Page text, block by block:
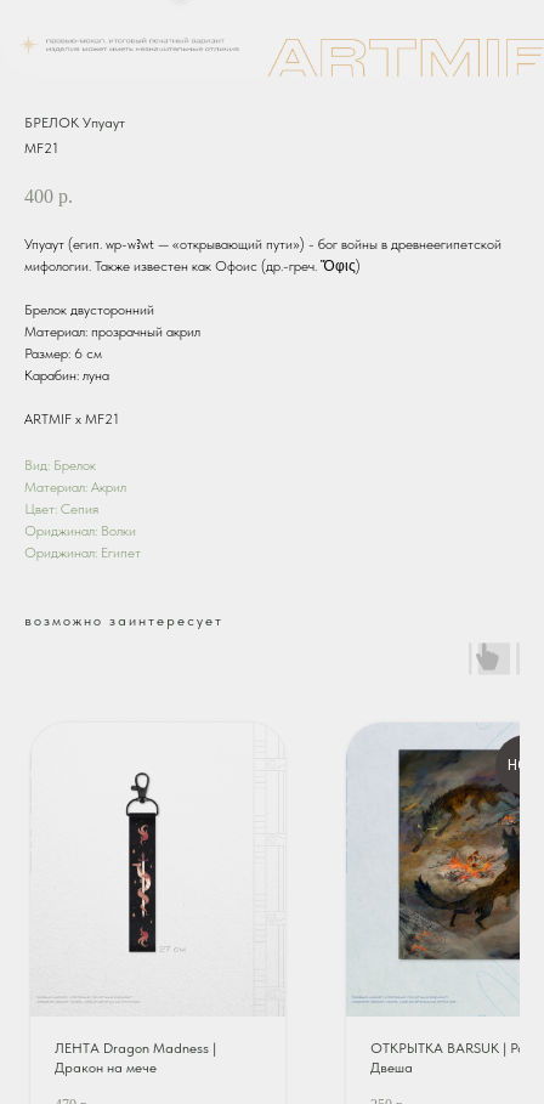
БРЕЛОК Упуаут
MF21
400 р.
Упуаут (егип. wp-wꜣwt — «открывающий пути») - бог войны в древнеегипетской
мифологии. Также известен как Офоис (др.-греч. Ὄφις)
Брелок двусторонний
Материал: прозрачный акрил
Размер: 6 см
Карабин: луна
ARTMIF х MF21
Вид: Брелок
Материал: Акрил
Цвет: Сепия
Ориджинал: Волки
Ориджинал: Египет
возможно заинтересует
ЛЕНТА Dragon Madness |
Дракон на мече
ОТКРЫТКА BARSUK | Рага
Двеша